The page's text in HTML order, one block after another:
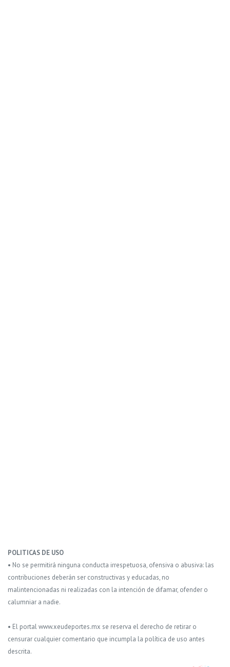
POLITICAS DE USO
• No se permitirá ninguna conducta irrespetuosa, ofensiva o abusiva: las
contribuciones deberán ser constructivas y educadas, no
malintencionadas ni realizadas con la intención de difamar, ofender o
calumniar a nadie.
• El portal www.xeudeportes.mx se reserva el derecho de retirar o
censurar cualquier comentario que incumpla la política de uso antes
descrita.